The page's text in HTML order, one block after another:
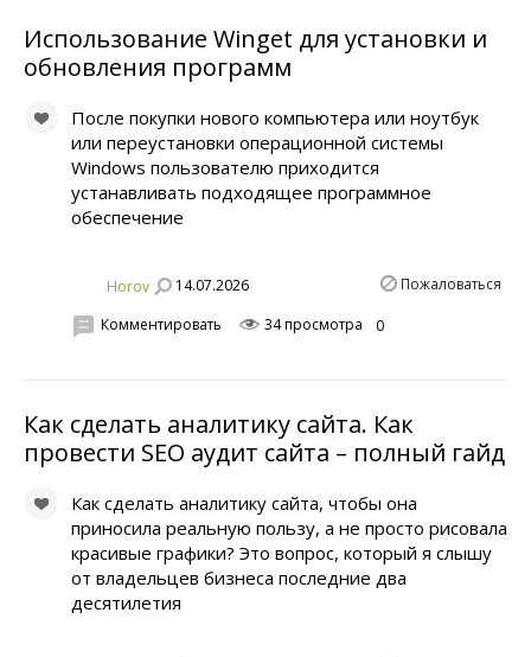
Использование Winget для установки и
обновления программ
После покупки нового компьютера или ноутбук
или переустановки операционной системы
Windows пользователю приходится
устанавливать подходящее программное
обеспечение
Horov 14.07.2026 Пожаловаться
Комментировать 34 просмотра 0
Как сделать аналитику сайта. Как
провести SEO аудит сайта – полный гайд
Как сделать аналитику сайта, чтобы она
приносила реальную пользу, а не просто рисовала
красивые графики? Это вопрос, который я слышу
от владельцев бизнеса последние два
десятилетия